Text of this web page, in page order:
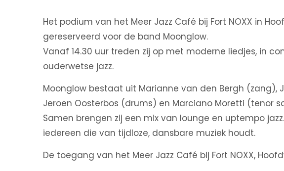
Het podium van het Meer Jazz Café bij Fort NOXX in
gereserveerd voor de band Moonglow.
Vanaf 14.30 uur treden zij op met moderne liedjes, in
ouderwetse jazz.
Moonglow bestaat uit Marianne van den Bergh (zang),
Jeroen Oosterbos (drums) en Marciano Moretti (tenor
Samen brengen zij een mix van lounge en uptempo
iedereen die van tijdloze, dansbare muziek houdt.
De toegang van het Meer Jazz Café bij Fort NOXX,